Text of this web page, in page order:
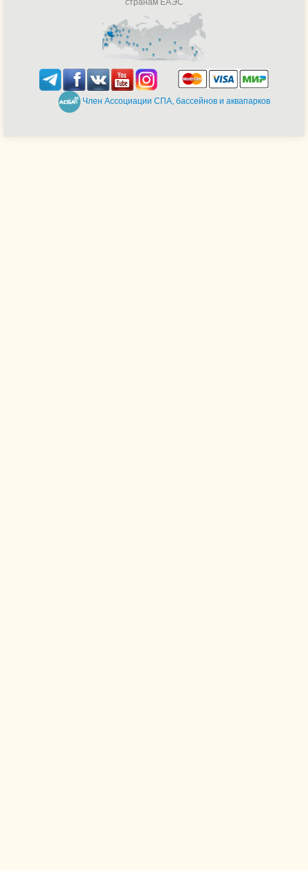
странам ЕАЭС
Член Ассоциации СПА, бассейнов и аквапарков